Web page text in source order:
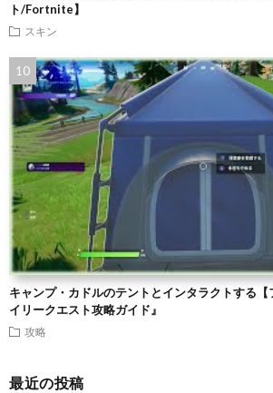
ト/Fortnite】
スキン
キャンプ・カドルのテントとインタラクトする
イリークエスト攻略ガイド』
攻略
最近の投稿